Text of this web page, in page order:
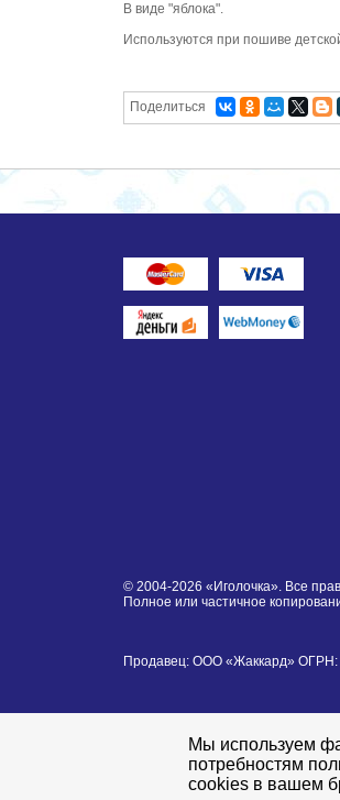
В виде "яблока".
Используются при пошиве
Поделиться
© 2004-2026 «Иголочка». Все
Полное или частичное
Продавец: ООО «Жаккард» ОГРН:
Мы используем
потребностям
cookies в вашем